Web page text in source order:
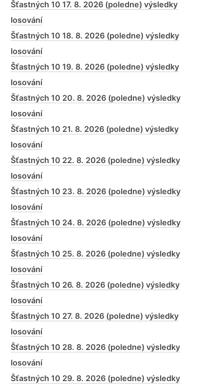
Šťastných 10 17. 8. 2026 (poledne) výsledky
losování
Šťastných 10 18. 8. 2026 (poledne) výsledky
losování
Šťastných 10 19. 8. 2026 (poledne) výsledky
losování
Šťastných 10 20. 8. 2026 (poledne) výsledky
losování
Šťastných 10 21. 8. 2026 (poledne) výsledky
losování
Šťastných 10 22. 8. 2026 (poledne) výsledky
losování
Šťastných 10 23. 8. 2026 (poledne) výsledky
losování
Šťastných 10 24. 8. 2026 (poledne) výsledky
losování
Šťastných 10 25. 8. 2026 (poledne) výsledky
losování
Šťastných 10 26. 8. 2026 (poledne) výsledky
losování
Šťastných 10 27. 8. 2026 (poledne) výsledky
losování
Šťastných 10 28. 8. 2026 (poledne) výsledky
losování
Šťastných 10 29. 8. 2026 (poledne) výsledky